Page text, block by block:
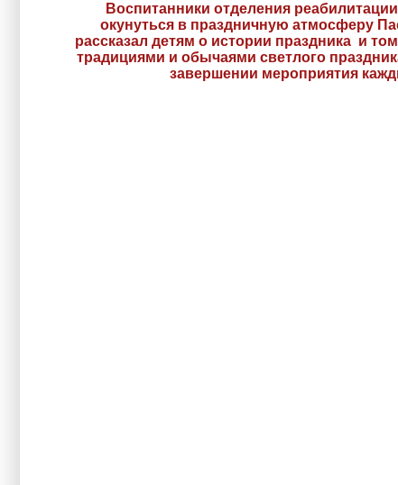
Воспитанники отделения
окунуться в праздничную атмосферу
рассказал детям о истории праздника и
традициями и обычаями светлого
завершении мероприятия